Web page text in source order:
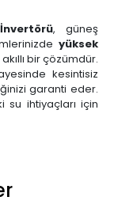
, güneş
yüksek
bir çözümdür.
kesintisiz
garanti eder.
su ihtiyaçları için